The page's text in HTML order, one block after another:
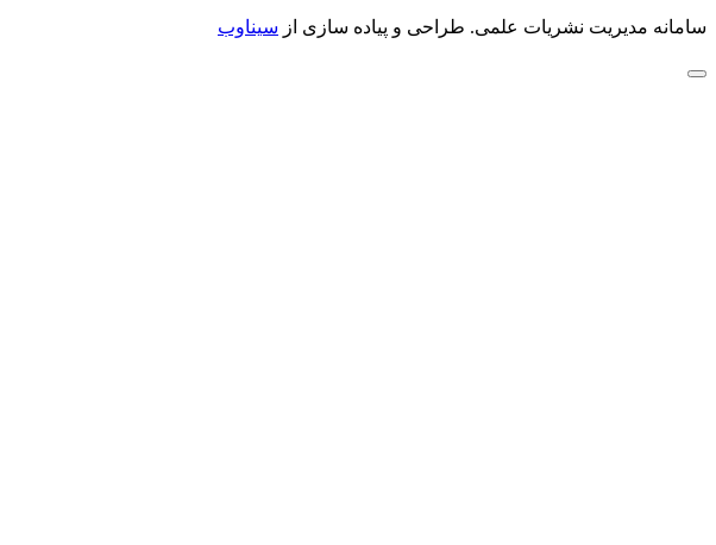
سامانه مدیریت نشریات علمی. طراحی و پیاده سازی از سیناوب